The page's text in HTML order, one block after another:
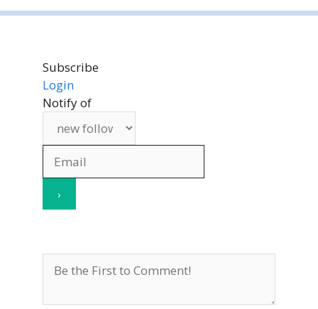
Subscribe
Login
Notify of